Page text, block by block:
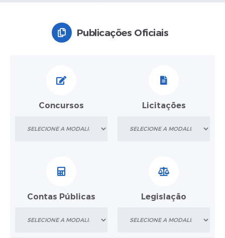
Galeria de Vídeos
Serviços Online
Publicações Oficiais
Concursos Licitações
Contas Públicas Legislação